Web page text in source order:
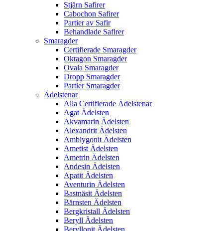
Stjärn Safirer
Cabochon Safirer
Partier av Safir
Behandlade Safirer
Smaragder
Certifierade Smaragder
Oktagon Smaragder
Ovala Smaragder
Dropp Smaragder
Partier Smaragder
Ädelstenar
Alla Certifierade Ädelstenar
Agat Ädelsten
Akvamarin Ädelsten
Alexandrit Ädelsten
Amblygonit Ädelsten
Ametist Ädelsten
Ametrin Ädelsten
Andesin Ädelsten
Apatit Ädelsten
Aventurin Ädelsten
Bastnäsit Ädelsten
Bärnsten Ädelsten
Bergkristall Ädelsten
Beryll Ädelsten